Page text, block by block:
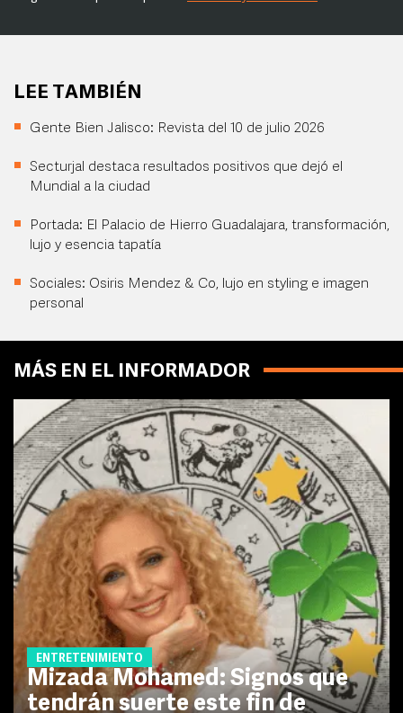
LEE TAMBIÉN
Gente Bien Jalisco: Revista del 10 de julio 2026
Secturjal destaca resultados positivos que dejó el
Mundial a la ciudad
Portada: El Palacio de Hierro Guadalajara, transformación,
lujo y esencia tapatía
Sociales: Osiris Mendez & Co, lujo en styling e imagen
personal
MÁS EN EL INFORMADOR
ENTRETENIMIENTO
Mizada Mohamed: Signos que
tendrán suerte este fin de